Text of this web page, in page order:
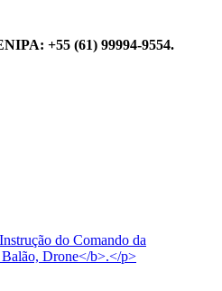
+55 (61) 99994-9554.
do Comando da
Drone</b>.</p>